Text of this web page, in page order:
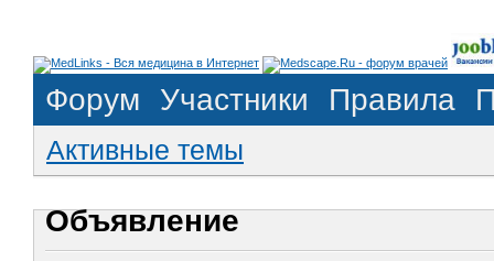
Форум Участники Правила
Активные темы
Объявление